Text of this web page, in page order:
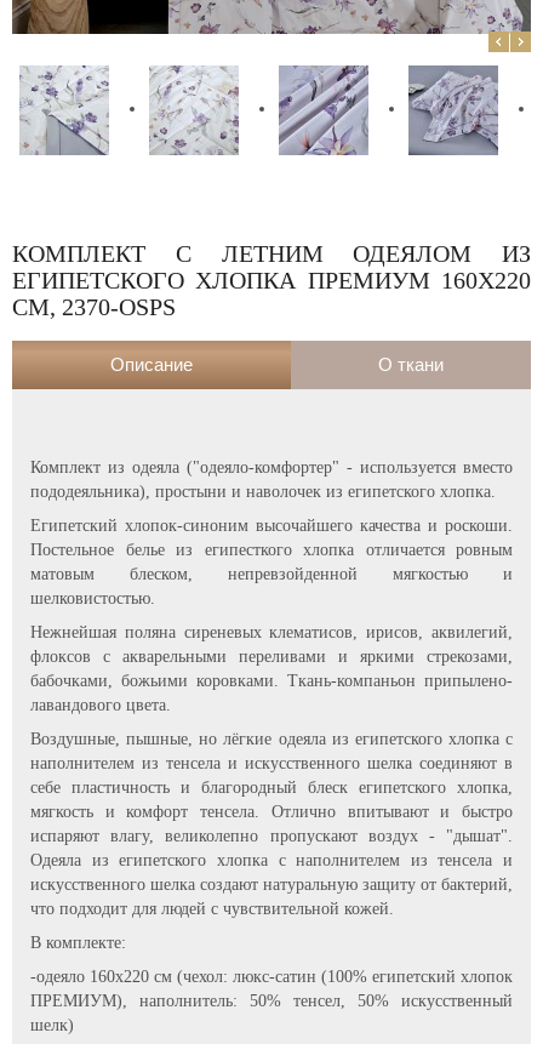
КОМПЛЕКТ С ЛЕТНИМ ОДЕЯЛОМ ИЗ
ЕГИПЕТСКОГО ХЛОПКА ПРЕМИУМ 160Х220
СМ, 2370-OSPS
Описание О ткани
Комплект из одеяла ("одеяло-комфортер" - используется вместо
пододеяльника), простыни и наволочек из египетского хлопка.
Египетский хлопок-синоним высочайшего качества и роскоши.
Постельное белье из египесткого хлопка отличается ровным
матовым блеском, непревзойденной мягкостью и
шелковистостью.
Нежнейшая поляна сиреневых клематисов, ирисов, аквилегий,
флоксов с акварельными переливами и яркими стрекозами,
бабочками, божьими коровками. Ткань-компаньон припылено-
лавандового цвета.
Воздушные, пышные, но лёгкие одеяла из египетского хлопка с
наполнителем из тенсела и искусственного шелка соединяют в
себе пластичность и благородный блеск египетского хлопка,
мягкость и комфорт тенсела. Отлично впитывают и быстро
испаряют влагу, великолепно пропускают воздух - "дышат".
Одеяла из египетского хлопка с наполнителем из тенсела и
искусственного шелка создают натуральную защиту от бактерий,
что подходит для людей с чувствительной кожей.
В комплекте:
-одеяло 160х220 см (чехол: люкс-сатин (100% египетский хлопок
ПРЕМИУМ), наполнитель: 50% тенсел, 50% искусственный
шелк)